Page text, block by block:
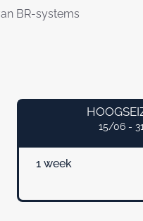
BR-systems
15/06 -
1 week